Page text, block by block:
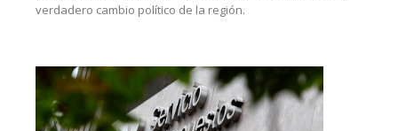
verdadero cambio político de la región.